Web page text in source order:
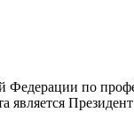
по
является